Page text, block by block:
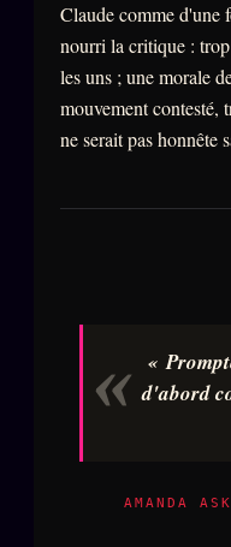
Claude comme d'une
nourri la critique :
les uns ; une morale
mouvement contesté,
ne serait pas honnête
«
d'abord
AMANDA